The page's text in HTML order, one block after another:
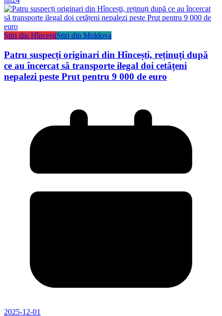
Știri din HînceștiȘtiri din Moldova
Patru suspecți originari din Hîncești, reținuți după
ce au încercat să transporte ilegal doi cetățeni
nepalezi peste Prut pentru 9 000 de euro
2025-12-01